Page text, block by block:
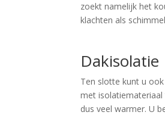
zoekt namelijk het
klachten als
Dakisolatie
Ten slotte kunt u
met
dus veel warmer. U